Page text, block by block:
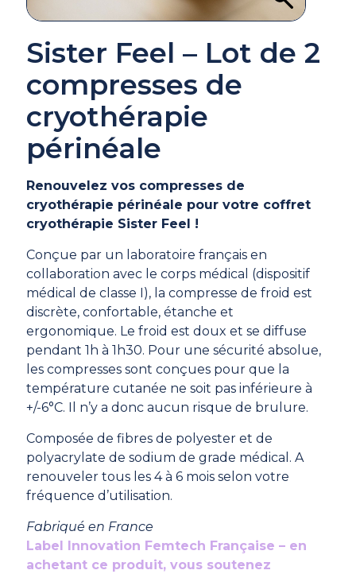
Sister Feel – Lot de 2
compresses de
cryothérapie
périnéale
Renouvelez vos compresses de
cryothérapie périnéale pour votre coffret
cryothérapie Sister Feel !
Conçue par un laboratoire français en
collaboration avec le corps médical (dispositif
médical de classe I), l a compresse de froid est
discrète, confortable, étanche et
ergonomique. Le froid est doux et se diffuse
pendant 1h à 1h30. Pour une sécurité absolue,
les compresses sont conçues pour que la
température cutanée ne soit pas inférieure à
+/-6°C. Il n’y a donc aucun risque de brulure.
Composée de fibres de polyester et de
polyacrylate de sodium de grade médical. A
renouveler tous les 4 à 6 mois selon votre
fréquence d’utilisation.
Fabriqué en France
Label Innovation Femtech Française – en
achetant ce produit, vous soutenez